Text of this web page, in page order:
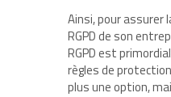
Ainsi, pour assurer
RGPD de son
RGPD est
règles de
plus une option,